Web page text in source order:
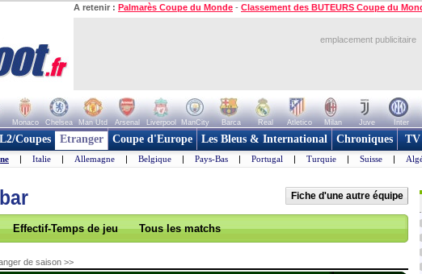
A retenir : Palmarès Coupe du Monde - Classement des BUTEURS Coupe du
emplacement publicitaire
Monaco Chelsea Man Utd Arsenal Liverpool ManCity Barca Real Atletico Milan Juve Inter
L2/Coupes Etranger Coupe d'Europe Les Bleus & International Chroniques TV
| Italie | Allemagne | Belgique | Pays-Bas | Portugal | Turquie | Suisse |
Fiche d'une autre équipe
Effectif-Temps de jeu Tous les matchs
de saison >>